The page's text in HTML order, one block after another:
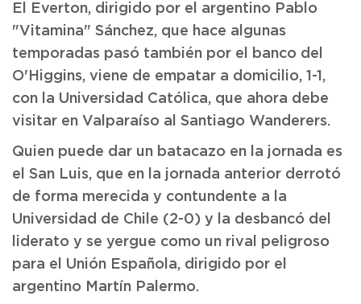
El Everton, dirigido por el argentino Pablo
"Vitamina" Sánchez, que hace algunas
temporadas pasó también por el banco del
O'Higgins, viene de empatar a domicilio, 1-1,
con la Universidad Católica, que ahora debe
visitar en Valparaíso al Santiago Wanderers.
Quien puede dar un batacazo en la jornada es
el San Luis, que en la jornada anterior derrotó
de forma merecida y contundente a la
Universidad de Chile (2-0) y la desbancó del
liderato y se yergue como un rival peligroso
para el Unión Española, dirigido por el
argentino Martín Palermo.